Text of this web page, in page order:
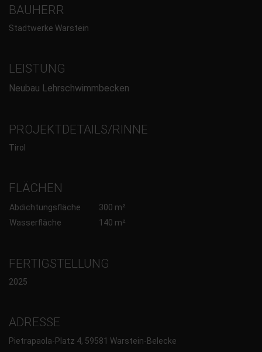
BAUHERR
Stadtwerke Warstein
LEISTUNG
Neubau Lehrschwimmbecken
PROJEKTDETAILS/RINNE
Tirol
FLÄCHEN
Abdichtungsfläche
300 m²
Wasserfläche
140 m²
FERTIGSTELLUNG
2025
ADRESSE
Pietrapaola-Platz 4, 59581 Warstein-Belecke